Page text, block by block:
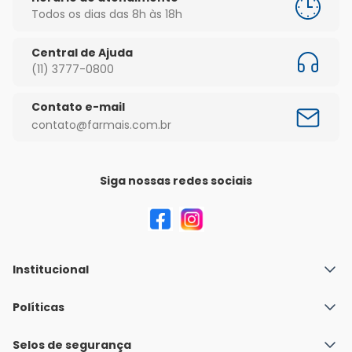
Todos os dias das 8h às 18h
Central de Ajuda
(11) 3777-0800
Contato e-mail
contato@farmais.com.br
Siga nossas redes sociais
Institucional
Quem Somos
Nossas lojas
Políticas
Política de Envio
Selos de segurança